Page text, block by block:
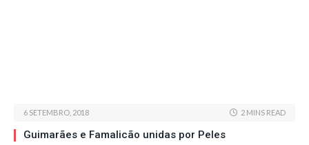
6 SETEMBRO, 2018 2 MINS READ
Guimarães e Famalicão unidas por Peles